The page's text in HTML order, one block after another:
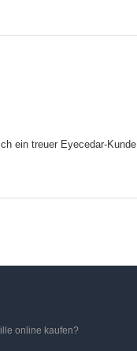
ein treuer Eyecedar-
online kaufen?